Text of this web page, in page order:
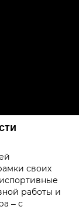
своих
работы и
– с